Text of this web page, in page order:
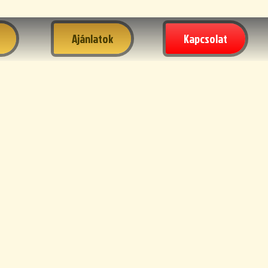
Ajánlatok Kapcsolat